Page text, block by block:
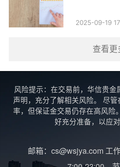
2025-09-19
查看更
风险提示：在交易前，华信贵金
声明，充分了解相关风险。 尽
率，但保证金交易仍存在高风险
好充分准备，以应
邮箱：cs@wsjya.com 工